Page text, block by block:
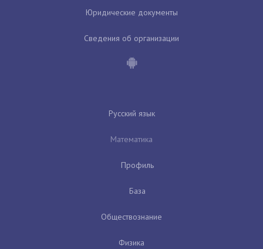
Юридические документы
Сведения об организации
Русский язык
Математика
Профиль
База
Обществознание
Физика